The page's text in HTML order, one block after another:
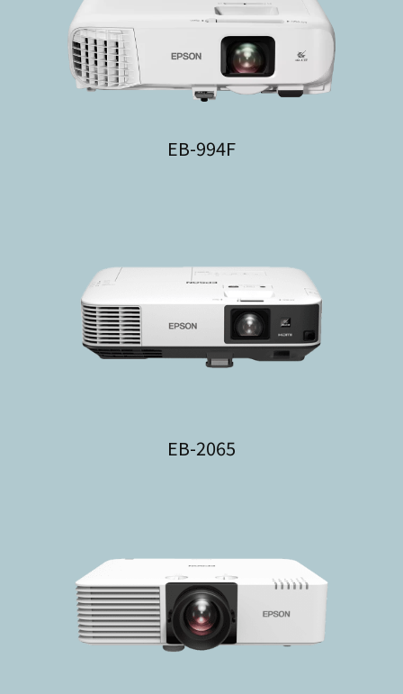
EB-994F
EB-2065